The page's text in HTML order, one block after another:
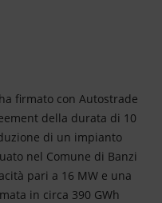
firmato con Autostrade
della durata di 10
di un impianto
nel Comune di Banzi
pari a 16 MW e una
in circa 390 GWh